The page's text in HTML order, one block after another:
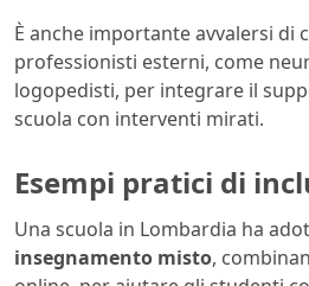
È anche importante avvalersi di
professionisti esterni, come
logopedisti, per integrare il
scuola con interventi mirati.
Esempi pratici di
Una scuola in Lombardia ha
insegnamento misto,